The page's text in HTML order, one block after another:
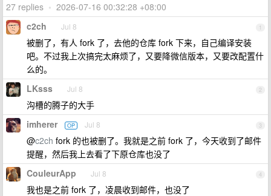
27 replies • 2026-07-16 00:32:28 +08:00
1
c2ch Jul 8
被删了，有人 fork 了，去他的仓库 fork 下来，自己编译安装
吧。不过我上次搞完太麻烦了，又要降微信版本，又要改配置什
么的。
2
LKsss Jul 8
沟槽的腾子的大手
3
imherer OP Jul 8
@c2ch fork 的也被删了。我就是之前 fork 了，今天收到了邮件
提醒，然后我上去看了下原仓库也没了
4
CouleurApp Jul 8
我也是之前 fork 了，凌晨收到邮件，也没了